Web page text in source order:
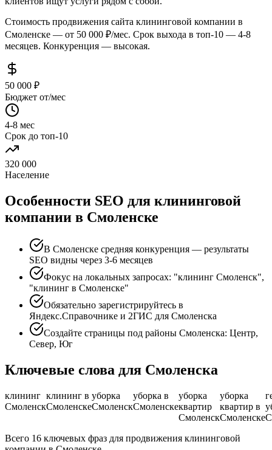
Стоимость продвижения сайта клининговой компании в
Смоленске — от 50 000 ₽/мес. Срок выхода в топ-10 — 4-8
месяцев. Конкуренция — высокая.
50 000 ₽
Бюджет от/мес
4-8 мес
Срок до топ-10
320 000
Население
Особенности SEO для клининговой
компании в Смоленске
В Смоленске средняя конкуренция — результаты
SEO видны через 3-6 месяцев
Фокус на локальных запросах: "клининг Смоленск",
"клининг в Смоленске"
Обязательно зарегистрируйтесь в
Яндекс.Справочнике и 2ГИС для Смоленска
Создайте страницы под районы Смоленска: Центр,
Север, Юг
Ключевые слова для Смоленска
клининг
Смоленск
клининг в
Смоленске
уборка
Смоленск
уборка в
Смоленске
уборка
квартир
Смоленск
уборка
квартир в
Смоленске
Всего 16 ключевых фраз для продвижения клининговой